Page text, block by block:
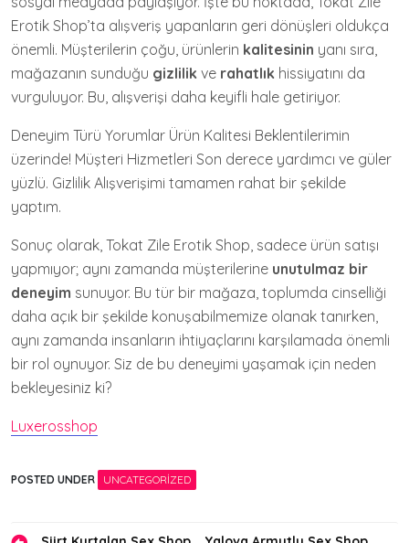
Erotik Shop’ta alışveriş yapanların geri dönüşleri oldukça
önemli. Müşterilerin çoğu, ürünlerin kalitesinin yanı sıra,
mağazanın sunduğu gizlilik ve rahatlık hissiyatını da
vurguluyor. Bu, alışverişi daha keyifli hale getiriyor.
Deneyim Türü Yorumlar Ürün Kalitesi Beklentilerimin
üzerinde! Müşteri Hizmetleri Son derece yardımcı ve güler
yüzlü. Gizlilik Alışverişimi tamamen rahat bir şekilde
yaptım.
Sonuç olarak, Tokat Zile Erotik Shop, sadece ürün satışı
yapmıyor; aynı zamanda müşterilerine unutulmaz bir
deneyim sunuyor. Bu tür bir mağaza, toplumda cinselliği
daha açık bir şekilde konuşabilmemize olanak tanırken,
aynı zamanda insanların ihtiyaçlarını karşılamada önemli
bir rol oynuyor. Siz de bu deneyimi yaşamak için neden
bekleyesiniz ki?
Luxerosshop
POSTED UNDER UNCATEGORIZED